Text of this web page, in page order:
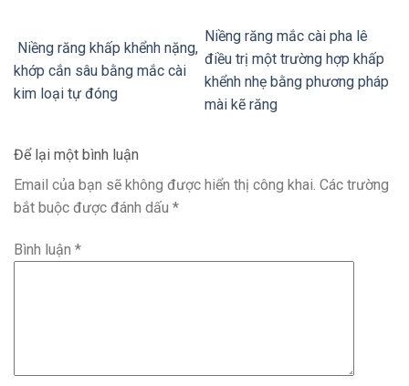
Niềng răng khấp khểnh nặng,
khớp cắn sâu bằng mắc cài
kim loại tự đóng
Niềng răng mắc cài pha lê
điều trị một trường hợp khấp
khểnh nhẹ bằng phương pháp
mài kẽ răng
Để lại một bình luận
Email của bạn sẽ không được hiển thị công khai. Các trường
bắt buộc được đánh dấu *
Bình luận *